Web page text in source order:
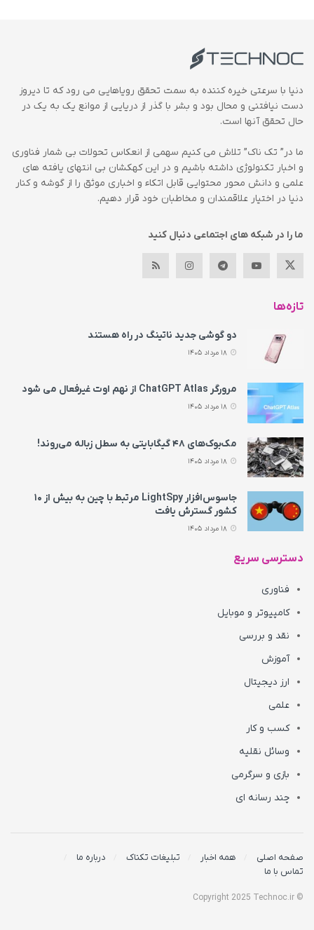
دنیا با سرعتی خیره کننده به سمت تحقق رویاهایی می رود که تا دیروز
دست نیافتنی و محال بود و بشر با گذر از دریایی از موانع یک به یک در
حال تحقق آنها است.
ما در” تک ناک” تلاش می کنیم سهمی از انعکاس تحولات بی شمار فناوری
و اخبار تکنولوژی داشته باشیم و در این کهکشان بی انتهای یافته های
علمی و دانش محور محتوایی قابل اتکاء و اخباری موثق را از گوشه و کنار
دنیا در اختیار علاقمندان و مخاطبان خود قرار دهیم.
ما را در شبکه های اجتماعی دنبال کنید
تازه‌ها
دو گوشی جدید ناتینگ در راه هستند
مرورگر ChatGPT Atlas از نهم اوت غیرفعال می‌ شود
مک‌بوک‌های ۴۸ گیگابایتی به سطل زباله می‌روند!
جاسوس‌افزار LightSpy مرتبط با چین به بیش از ۱۰
کشور گسترش یافت
دسترسی سریع
فناوری
کامپیوتر و موبایل
نقد و بررسی
آموزش
ارز دیجیتال
علمی
کسب و کار
وسائل نقلیه
بازی و سرگرمی
چند رسانه ای
صفحه اصلی همه اخبار تبلیغات تکناک
درباره ما
تماس با ما
© Copyright 2025 Technoc.ir